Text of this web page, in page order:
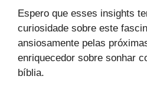
Espero que esses insights
curiosidade sobre este
ansiosamente pelas
enriquecedor sobre sonhar
bíblia.